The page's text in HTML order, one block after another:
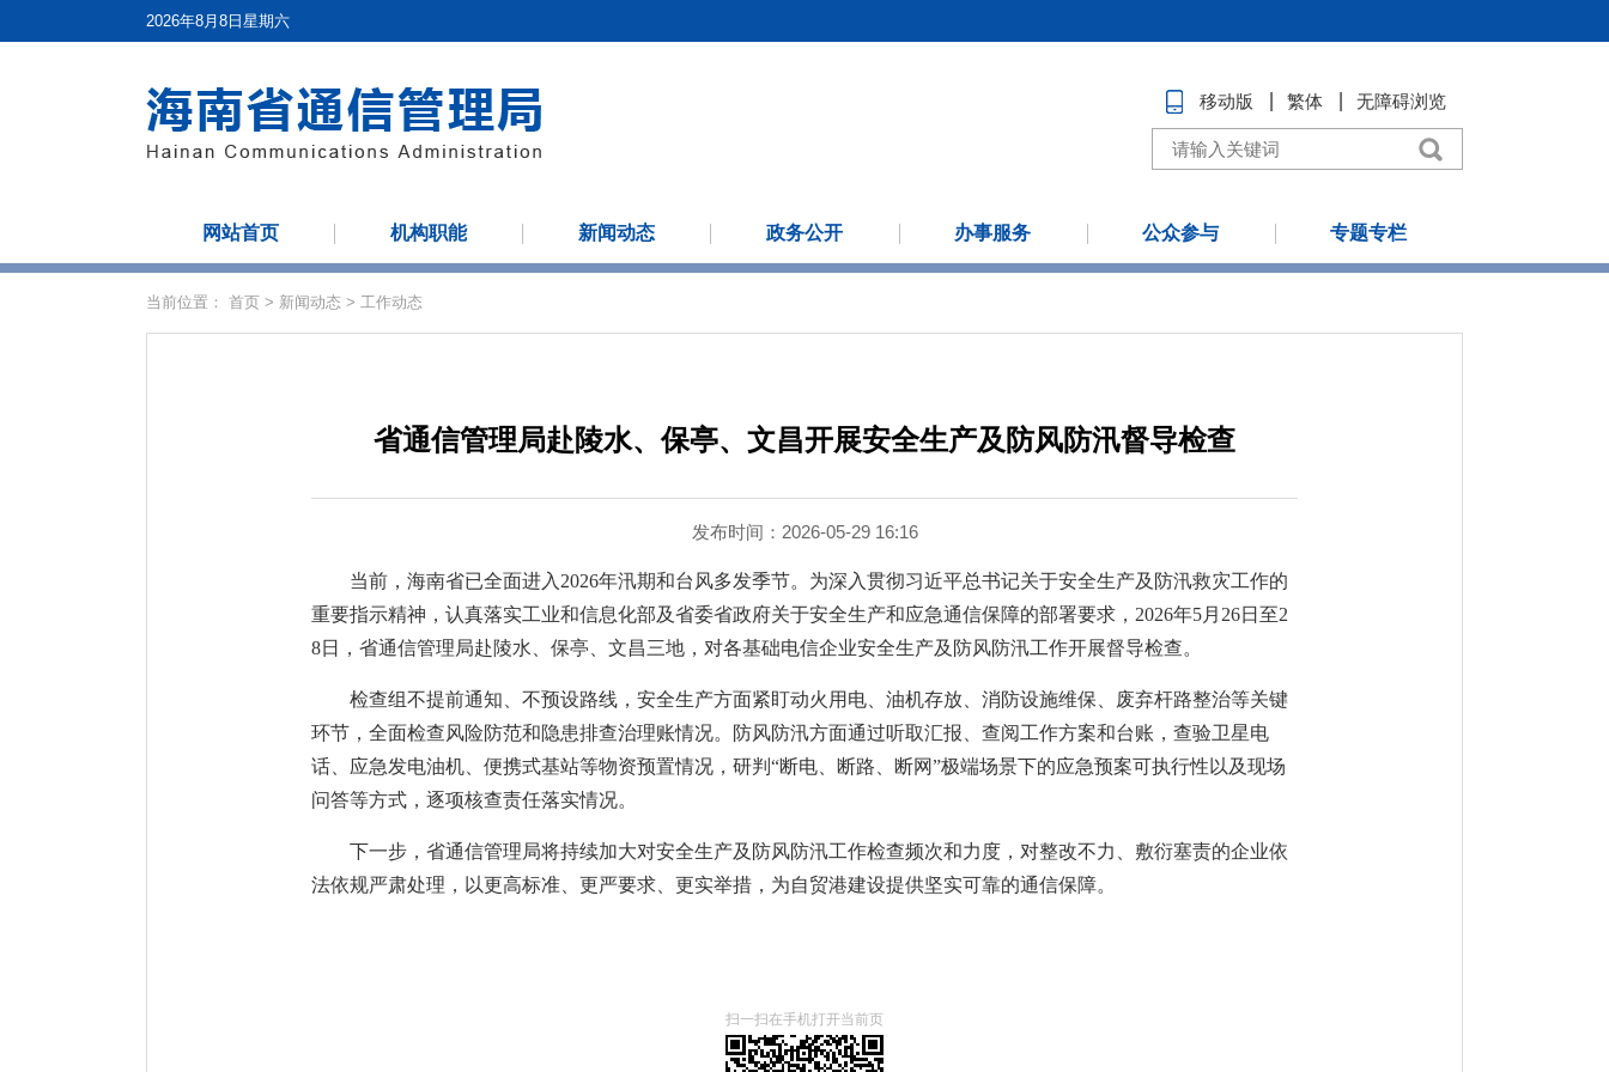
2026年8月8日星期六
移动版 繁体 无障碍浏览
网站首页 机构职能 新闻动态 政务公开 办事服务 公众参与 专题专栏
当前位置： 首页 > 新闻动态 > 工作动态
省通信管理局赴陵水、保亭、文昌开展安全生产及防风防汛督导检查
发布时间：2026-05-29 16:16
当前，海南省已全面进入2026年汛期和台风多发季节。为深入贯彻习近平总书记关于安全生产及防汛救灾工作的
重要指示精神，认真落实工业和信息化部及省委省政府关于安全生产和应急通信保障的部署要求，2026年5月26日至2
8日，省通信管理局赴陵水、保亭、文昌三地，对各基础电信企业安全生产及防风防汛工作开展督导检查。
检查组不提前通知、不预设路线，安全生产方面紧盯动火用电、油机存放、消防设施维保、废弃杆路整治等关键
环节，全面检查风险防范和隐患排查治理账情况。防风防汛方面通过听取汇报、查阅工作方案和台账，查验卫星电
话、应急发电油机、便携式基站等物资预置情况，研判“断电、断路、断网”极端场景下的应急预案可执行性以及现场
问答等方式，逐项核查责任落实情况。
下一步，省通信管理局将持续加大对安全生产及防风防汛工作检查频次和力度，对整改不力、敷衍塞责的企业依
法依规严肃处理，以更高标准、更严要求、更实举措，为自贸港建设提供坚实可靠的通信保障。
扫一扫在手机打开当前页